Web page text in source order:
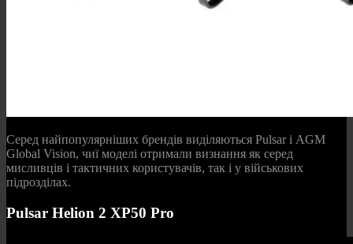
Серед найпопулярніших брендів виділяються Pulsar і AGM
Global Vision, чиї моделі отримали визнання як серед
мисливців і тактичних користувачів, так і у військових
підрозділах.
Pulsar Helion 2 XP50 Pro